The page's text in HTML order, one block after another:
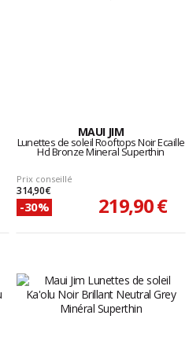
MAUI JIM
Lunettes de soleil Rooftops Noir Ecaille
Hcl Bronze Mineral Superthin
Prix conseillé
314,90 €
-30% 219,90 €